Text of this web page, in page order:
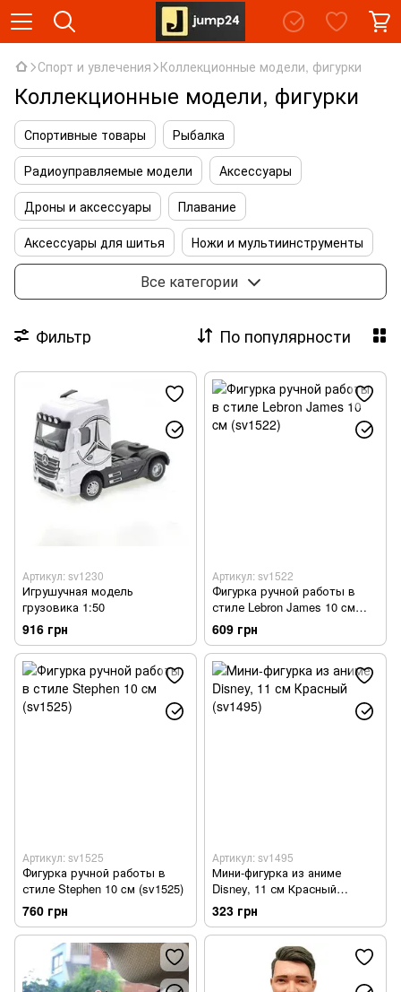
Спорт и увлечения Коллекционные модели, фигурки
Коллекционные модели, фигурки
Спортивные товары
Рыбалка
Радиоуправляемые модели
Аксессуары
Дроны и аксессуары
Плавание
Аксессуары для шитья
Ножи и мультиинструменты
Коллекционные модели, фигурки
Конструкторы
Наборы для изготовления свечей
Спасательное оборудование
Велосипеды и аксессуары
Оптические приборы
Активный отдых, туризм и хобби
Все категории
Фильтр По популярности
Артикул: sv1230
Игрушучная модель
грузовика 1:50
916 грн
Артикул: sv1522
Фигурка ручной работы в
стиле Lebron James 10 cм
(sv1522)
609 грн
Артикул: sv1525
Фигурка ручной работы в
стиле Stephen 10 cм (sv1525)
760 грн
Артикул: sv1495
Мини-фигурка из аниме
Disney, 11 см Красный
(sv1495)
323 грн